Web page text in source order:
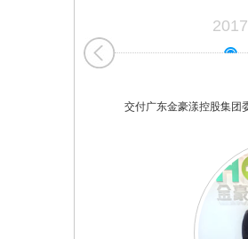
2017
交付广东金豪漾控股集团